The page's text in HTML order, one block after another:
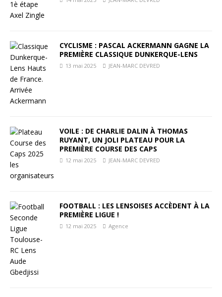
CYCLISME : PASCAL ACKERMANN GAGNE LA
PREMIÈRE CLASSIQUE DUNKERQUE-LENS
13 mai 2025 JEAN-MARC DEVRED
VOILE : DE CHARLIE DALIN À THOMAS
RUYANT, UN JOLI PLATEAU POUR LA
PREMIÈRE COURSE DES CAPS
12 mai 2025 JEAN-MARC DEVRED
FOOTBALL : LES LENSOISES ACCÈDENT À LA
PREMIÈRE LIGUE !
12 mai 2025 Agence